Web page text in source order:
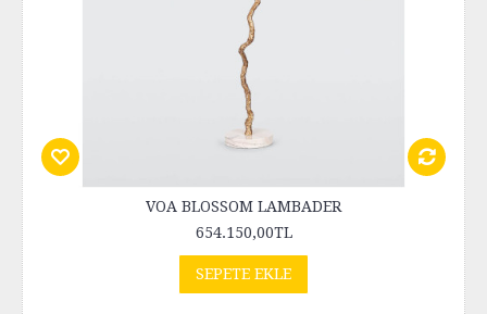
VOA BLOSSOM LAMBADER
654.150,00TL
SEPETE EKLE